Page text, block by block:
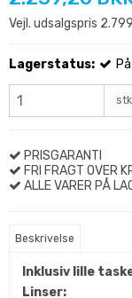
Vejl. udsalgspris
Lagerstatus:
PRISGARANTI
FRI FRAGT OVER
ALLE VARER PÅ
Beskrivelse
Inklusiv lille
Linser: